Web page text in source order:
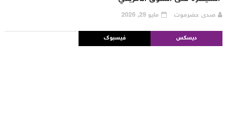
صدى حضرموت مايو 29, 2026
ديسكس فيسبوك